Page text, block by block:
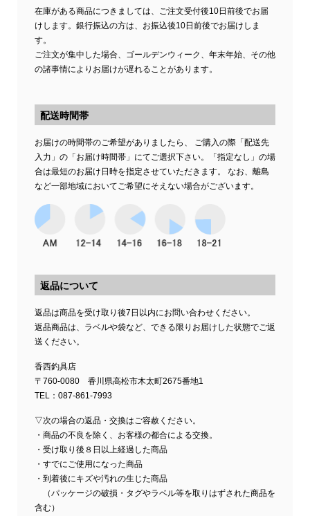
在庫がある商品につきましては、ご注文受付後10日前後でお届
けします。銀行振込の方は、お振込後10日前後でお届けしま
す。
ご注文が集中した場合、ゴールデンウィーク、年末年始、その他
の諸事情によりお届けが遅れることがあります。
配送時間帯
お届けの時間帯のご希望がありましたら、 ご購入の際「配送先
入力」の「お届け時間帯」にてご選択下さい。「指定なし」の場
合は最短のお届け日時を指定させていただきます。 なお、離島
など一部地域においてご希望にそえない場合がございます。
返品について
返品は商品を受け取り後7日以内にお問い合わせください。
返品商品は、ラベルや袋など、できる限りお届けした状態でご返
送ください。
香西釣具店
〒760-0080 香川県高松市木太町2675番地1
TEL：087-861-7993
▽次の場合の返品・交換はご容赦ください。
・商品の不良を除く、お客様の都合による交換。
・受け取り後８日以上経過した商品
・すでにご使用になった商品
・到着後にキズや汚れの生じた商品
（パッケージの破損・タグやラベル等を取りはずされた商品を
含む）